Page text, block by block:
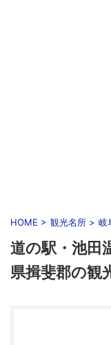
HOME > 観光名所 > 岐
道の駅・池田
県揖斐郡の観